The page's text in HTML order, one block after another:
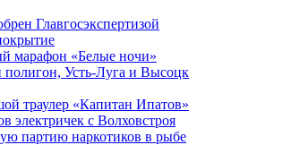
Главгосэкспертизой
марафон «Белые ночи»
Усть-Луга и Высоцк
траулер «Капитан Ипатов»
электричек с Волховстроя
партию наркотиков в рыбе